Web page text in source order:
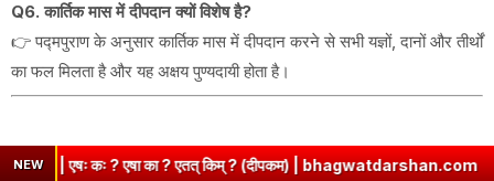
Q6. कार्तिक मास में दीपदान क्यों विशेष है?
👉 पद्मपुराण के अनुसार कार्तिक मास में दीपदान करने से सभी यज्ञों, दानों और तीर्थों
का फल मिलता है और यह अक्षय पुण्यदायी होता है।
NEWका ? एतत् किम् ? (दीपकम) | bhagwatdarshan.com ➤Class 6